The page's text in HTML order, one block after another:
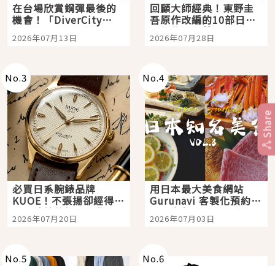
在台場欣賞鋼彈最後的
機會！「DiverCity
Tokyo Plaza」搭船、
購物、美食及夜景，一
2026年07月13日
回顧大師經典！東野圭
吾原作改編的10部日本
影視作品推薦
2026年07月28日
No.3
必買日系腕錶品牌
KUOE！不張揚卻經得起
時間洗鍊的經典之作五
選
2026年07月20日
No.4
用日本最大美食網站
Gurunavi 客製化預約九
大都市餐廳，打造專屬
美食體驗！
2026年07月03日
No.5 No.6
Share